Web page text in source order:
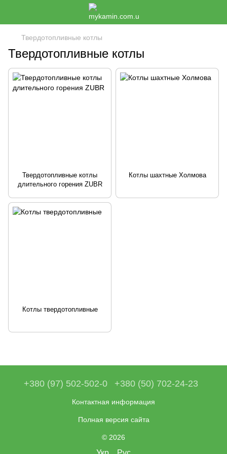
Твердотопливные котлы
Твердотопливные котлы
Твердотопливные котлы
длительного горения ZUBR
Котлы шахтные Холмова
Котлы твердотопливные
+380 (97) 502-502-0 +380 (50) 702-24-23
Контактная информация
Полная версия сайта
© 2026